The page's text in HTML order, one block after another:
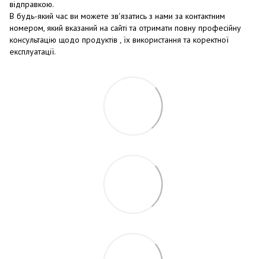
відправкою.
В будь-який час ви можете зв'язатись з нами за контактним
номером, який вказаний на сайті та отримати повну професійну
консультацію щодо продуктів , їх використання та коректної
експлуатації.